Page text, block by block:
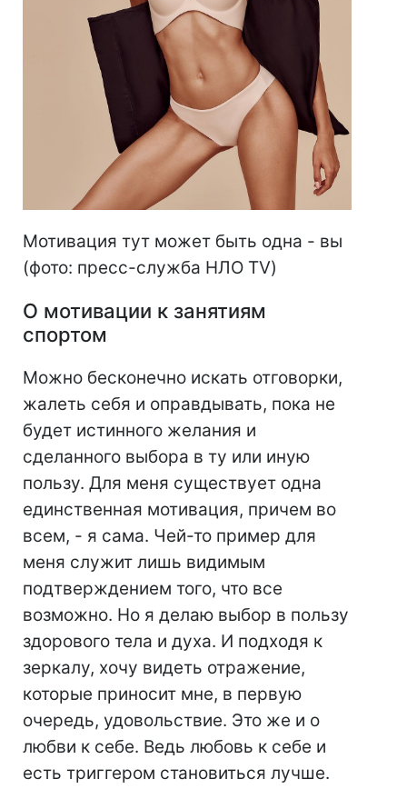
Мотивация тут может быть одна - вы
(фото: пресс-служба НЛО TV)
О мотивации к занятиям
спортом
Можно бесконечно искать отговорки,
жалеть себя и оправдывать, пока не
будет истинного желания и
сделанного выбора в ту или иную
пользу. Для меня существует одна
единственная мотивация, причем во
всем, - я сама. Чей-то пример для
меня служит лишь видимым
подтверждением того, что все
возможно. Но я делаю выбор в пользу
здорового тела и духа. И подходя к
зеркалу, хочу видеть отражение,
которые приносит мне, в первую
очередь, удовольствие. Это же и о
любви к себе. Ведь любовь к себе и
есть триггером становиться лучше.